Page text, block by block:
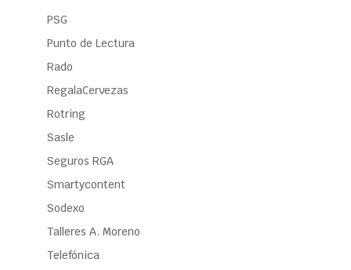
PSG
Punto de Lectura
Rado
RegalaCervezas
Rotring
Sasle
Seguros RGA
Smartycontent
Sodexo
Talleres A. Moreno
Telefónica